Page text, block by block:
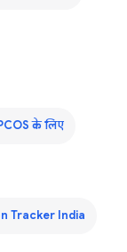
के लिए
Tracker India